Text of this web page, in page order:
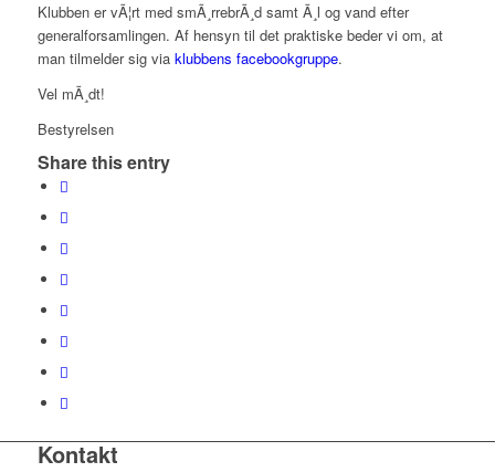
Klubben er vÃ¦rt med smÃ¸rrebrÃ¸d samt Ã¸l og vand efter
generalforsamlingen. Af hensyn til det praktiske beder vi om, at
man tilmelder sig viaklubbens facebookgruppe.
Vel mÃ¸dt!
Bestyrelsen
Share this entry
Kontakt